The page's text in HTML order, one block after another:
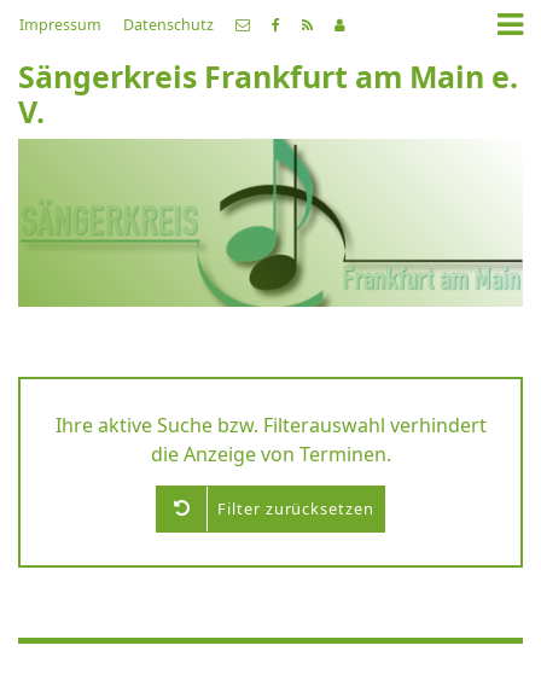
Impressum Datenschutz
Sängerkreis Frankfurt am Main e.
V.
Ihre aktive Suche bzw. Filterauswahl verhindert
die Anzeige von Terminen.
Filter zurücksetzen